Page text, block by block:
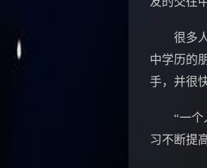
很多人
中学历的
手，并很
“一个人
习不断提